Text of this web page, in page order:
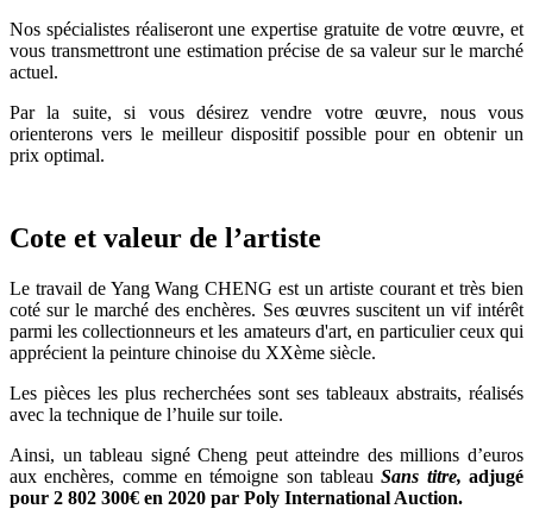
Nos spécialistes réaliseront une expertise gratuite de votre œuvre, et
vous transmettront une estimation précise de sa valeur sur le marché
actuel.
Par la suite, si vous désirez vendre votre œuvre, nous vous
orienterons vers le meilleur dispositif possible pour en obtenir un
prix optimal.
Cote et valeur de l’artiste
Le travail de Yang Wang CHENG est un artiste courant et très bien
coté sur le marché des enchères. Ses œuvres suscitent un vif intérêt
parmi les collectionneurs et les amateurs d'art, en particulier ceux qui
apprécient la peinture chinoise du XXème siècle.
Les pièces les plus recherchées sont ses tableaux abstraits, réalisés
avec la technique de l’huile sur toile.
Ainsi, un tableau signé Cheng peut atteindre des millions d’euros
aux enchères, comme en témoigne son tableauSans titre,adjugé
pour 2 802 300€ en 2020 par Poly International Auction.